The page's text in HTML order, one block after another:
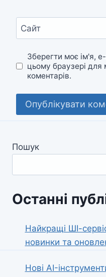
Сайт
Зберегти моє ім'я,
цьому браузері для
коментарів.
Пошук
Останні
Найкращі ШІ-
новинки та
Нові AI-